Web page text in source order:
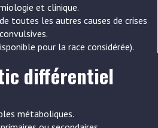
et clinique.
toutes les autres causes de crises
convulsives.
pour la race considérée).
différentiel
métaboliques.